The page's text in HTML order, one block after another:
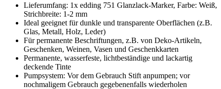
Lieferumfang: 1x edding 751 Glanzlack-Marker, Farbe: Weiß,
Strichbreite: 1-2 mm
Ideal geeignet für dunkle und transparente Oberflächen (z.B.
Glas, Metall, Holz, Leder)
Für permanente Beschriftungen, z.B. von Deko-Artikeln,
Geschenken, Weinen, Vasen und Geschenkkarten
Permanente, wasserfeste, lichtbeständige und lackartig
deckende Tinte
Pumpsystem: Vor dem Gebrauch Stift anpumpen; vor
nochmaligem Gebrauch gegebenenfalls wiederholen